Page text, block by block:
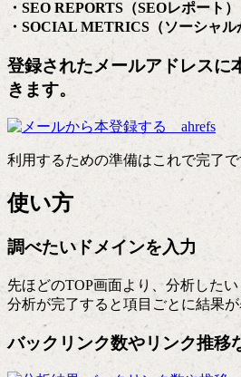
・SEO REPORTS（SEOレポート）
・SOCIAL METRICS（ソーシャル
登録されたメールアドレスに
きます。
利用するための準備はこれで完了で
使い方
調べたいドメインを入力
先ほどのTOP画面より、分析したい
分析が完了すると項目ごとに結果が
バックリンク数やリンク推移